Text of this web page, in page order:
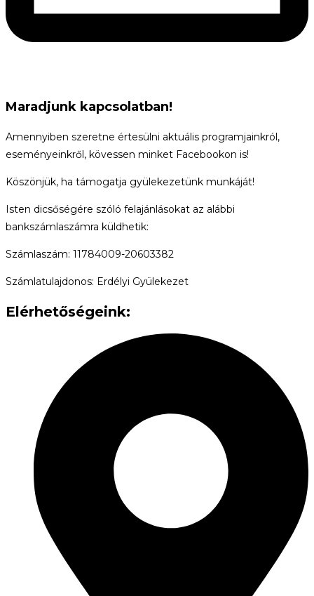
Maradjunk kapcsolatban!
Amennyiben szeretne értesülni aktuális programjainkról,
eseményeinkről, kövessen minket Facebookon is!
Köszönjük, ha támogatja gyülekezetünk munkáját!
Isten dicsőségére szóló felajánlásokat az alábbi
bankszámlaszámra küldhetik:
Számlaszám: 11784009-20603382
Számlatulajdonos: Erdélyi Gyülekezet
Elérhetőségeink: